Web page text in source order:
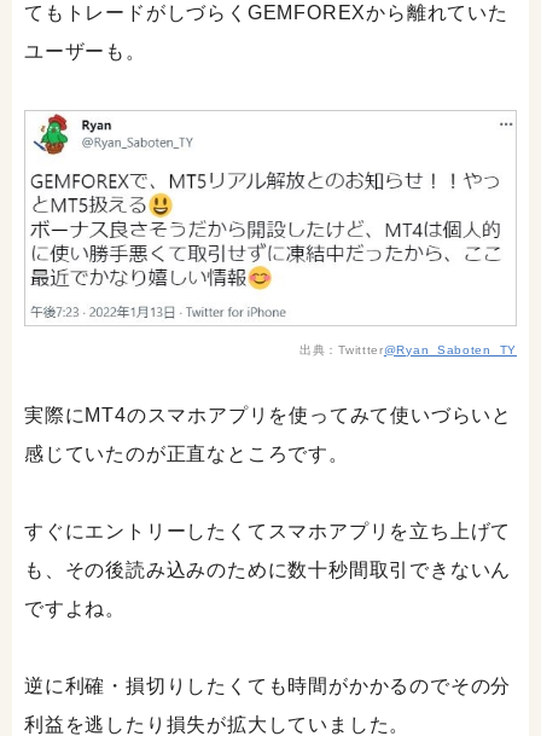
てもトレードがしづらくGEMFOREXから離れていた
ユーザーも。
出典：Twittter@Ryan_Saboten_TY
実際にMT4のスマホアプリを使ってみて使いづらいと
感じていたのが正直なところです。
すぐにエントリーしたくてスマホアプリを立ち上げて
も、その後読み込みのために数十秒間取引できないん
ですよね。
逆に利確・損切りしたくても時間がかかるのでその分
利益を逃したり損失が拡大していました。